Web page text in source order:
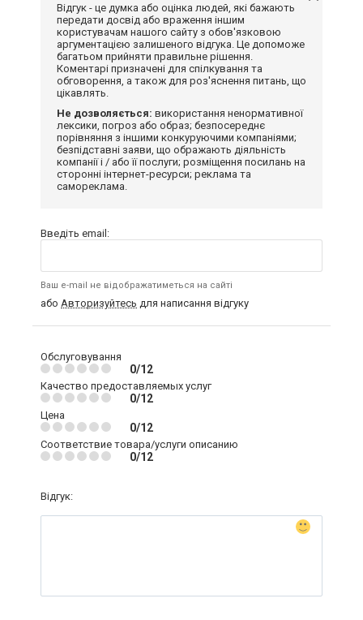
Відгук - це думка або оцінка людей, які бажають
передати досвід або враження іншим
користувачам нашого сайту з обов'язковою
аргументацією залишеного відгука. Це допоможе
багатьом прийняти правильне рішення.
Коментарі призначені для спілкування та
обговорення, а також для роз'яснення питань, що
цікавлять.
Не дозволяється: використання ненормативної
лексики, погроз або образ; безпосереднє
порівняння з іншими конкуруючими компаніями;
безпідставні заяви, що ображають діяльність
компанії і / або її послуги; розміщення посилань на
сторонні інтернет-ресурси; реклама та
самореклама.
Введіть email:
Ваш e-mail не відображатиметься на сайті
або Авторизуйтесь для написання відгуку
Обслуговування
0/12
Качество предоставляемых услуг
0/12
Цена
0/12
Соответствие товара/услуги описанию
0/12
Відгук: